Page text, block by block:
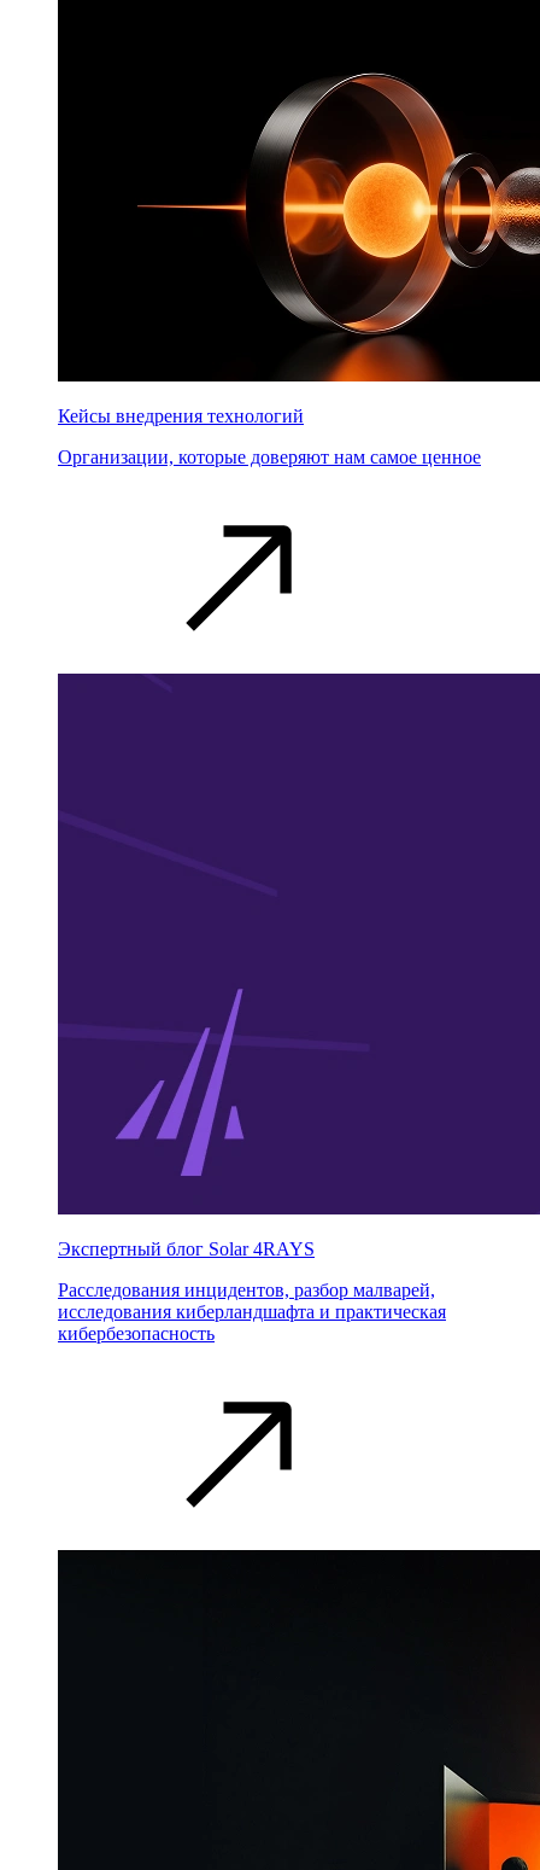
Кейсы внедрения технологий
Организации, которые доверяют нам самое ценное
Экспертный блог Solar 4RAYS
Расследования инцидентов, разбор малварей,
исследования киберландшафта и практическая
кибербезопасность